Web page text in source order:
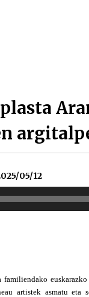
05/12
artistek asmatu eta